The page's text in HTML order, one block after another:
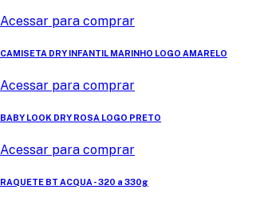
Acessar para comprar
CAMISETA DRY INFANTIL MARINHO LOGO AMARELO
Acessar para comprar
BABY LOOK DRY ROSA LOGO PRETO
Acessar para comprar
RAQUETE BT ACQUA - 320 a 330g